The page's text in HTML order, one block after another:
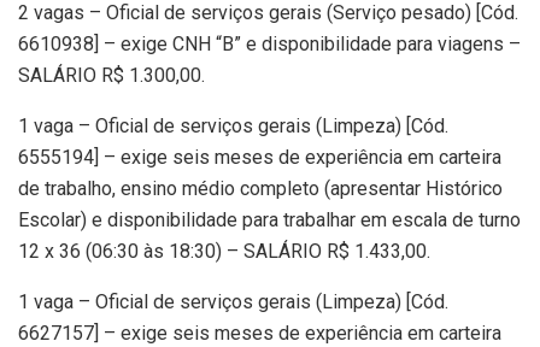
2 vagas – Oficial de serviços gerais (Serviço pesado) [Cód.
6610938] – exige CNH “B” e disponibilidade para viagens –
SALÁRIO R$ 1.300,00.
1 vaga – Oficial de serviços gerais (Limpeza) [Cód.
6555194] – exige seis meses de experiência em carteira
de trabalho, ensino médio completo (apresentar Histórico
Escolar) e disponibilidade para trabalhar em escala de turno
12 x 36 (06:30 às 18:30) – SALÁRIO R$ 1.433,00.
1 vaga – Oficial de serviços gerais (Limpeza) [Cód.
6627157] – exige seis meses de experiência em carteira